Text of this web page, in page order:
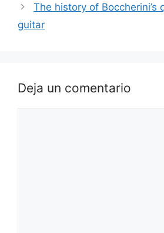
The history of Boccherini’s
guitar
Deja un comentario